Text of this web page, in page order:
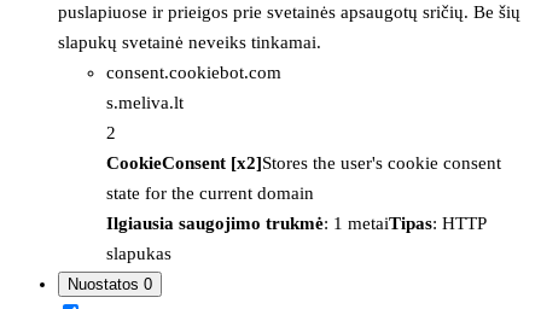
puslapiuose ir prieigos prie svetainės apsaugotų sričių. Be šių
slapukų svetainė neveiks tinkamai.
consent.cookiebot.com
s.meliva.lt
2
CookieConsent [x2]Stores the user's cookie consent
state for the current domain
Ilgiausia saugojimo trukmė: 1 metaiTipas: HTTP
slapukas
Nuostatos 0